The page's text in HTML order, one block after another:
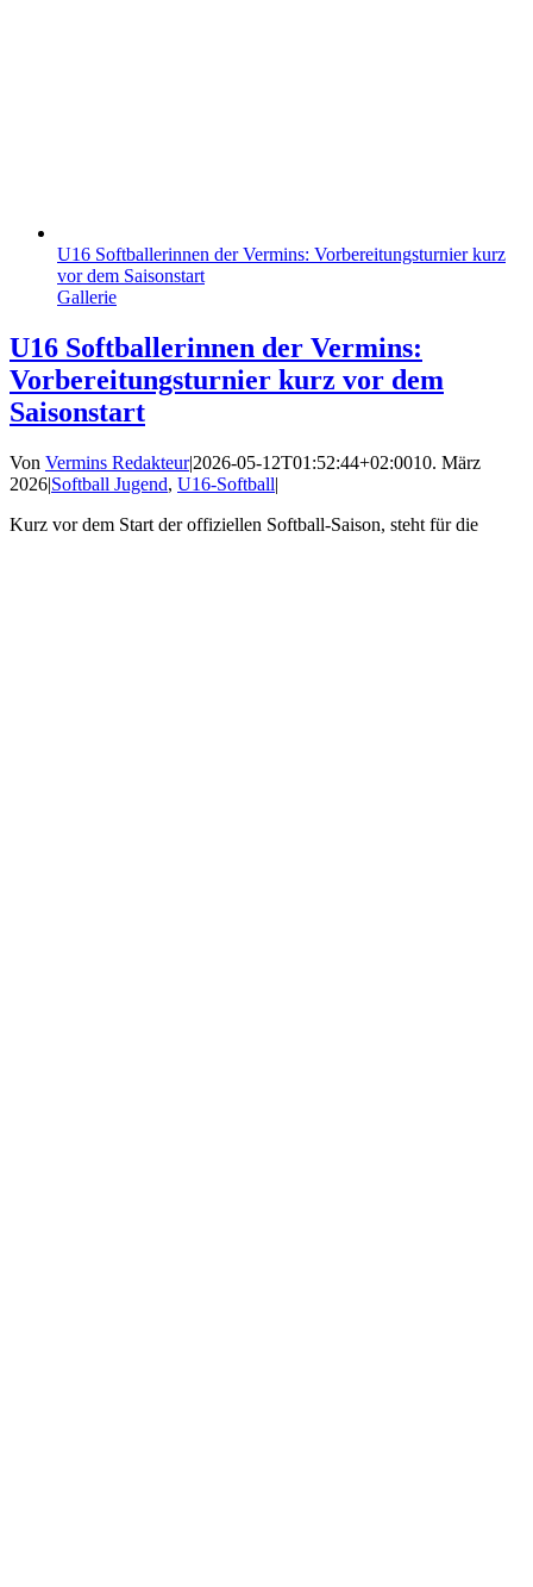
U16 Softballerinnen der Vermins: Vorbereitungsturnier kurz
vor dem Saisonstart
Gallerie
U16 Softballerinnen der Vermins:
Vorbereitungsturnier kurz vor dem
Saisonstart
Von Vermins Redakteur|2026-05-12T01:52:44+02:0010. März
2026|Softball Jugend, U16-Softball|
Kurz vor dem Start der offiziellen Softball-Saison, steht für die